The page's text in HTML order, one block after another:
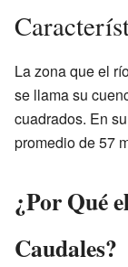
La zona que el
se llama su
cuadrados. En
promedio de 57
¿Por Qué
Caudales?